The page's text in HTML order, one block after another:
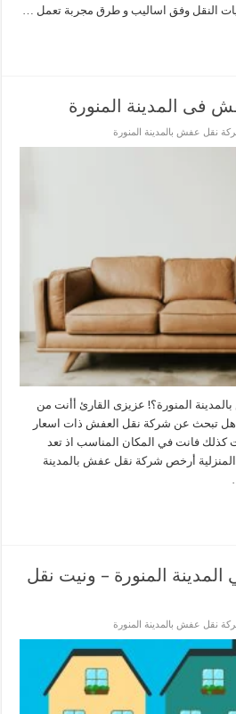
النقل وفق اساليب و طرق مجربة تعمل …
فى المدينة المنورة
نقل عفش بالمدينة المنورة
المنورة؟! عزيزى القارئ أأنت من
هل تبحث عن شركة نقل العفش ذات اسعار
كذلك فانت في المكان المناسب اذ تعد
أرخص شركة نقل عفش بالمدينة
المنورة – ونيت نقل
نقل عفش بالمدينة المنورة